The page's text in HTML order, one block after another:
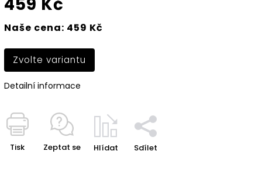
Naše cena: 459 Kč
Zvolte variantu
Detailní informace
Tisk Zeptat se Hlídat Sdílet